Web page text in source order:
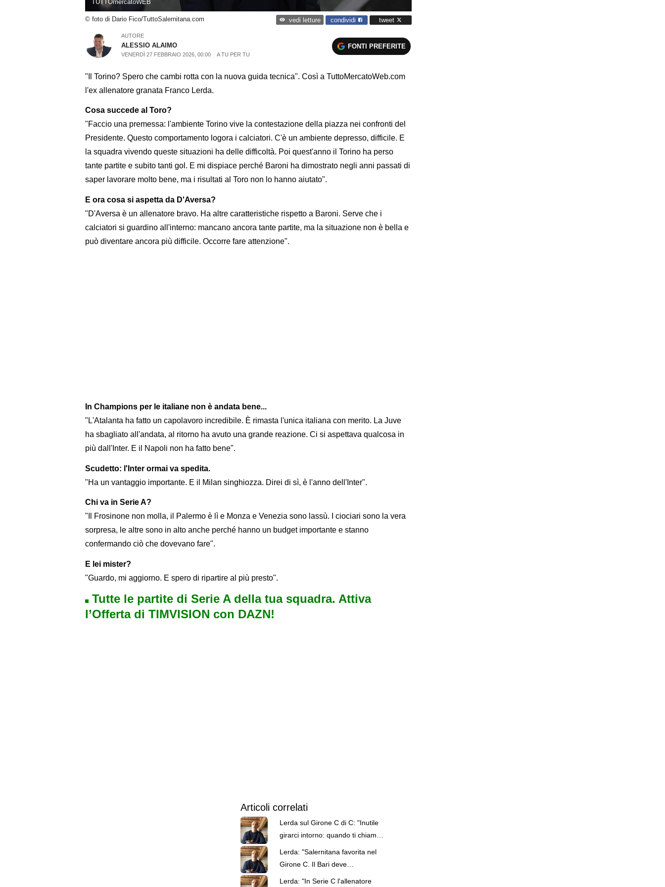
TUTTOmercatoWEB
© foto di Dario Fico/TuttoSalernitana.com vedi letture condividi tweet
AUTORE
ALESSIO ALAIMO
VENERDÌ 27 FEBBRAIO 2026, 00:00 A TU PER TU
FONTI PREFERITE
"Il Torino? Spero che cambi rotta con la nuova guida tecnica". Così a TuttoMercatoWeb.com
l'ex allenatore granata Franco Lerda.
Cosa succede al Toro?
"Faccio una premessa: l'ambiente Torino vive la contestazione della piazza nei confronti del
Presidente. Questo comportamento logora i calciatori. C'è un ambiente depresso, difficile. E
la squadra vivendo queste situazioni ha delle difficoltà. Poi quest'anno il Torino ha perso
tante partite e subito tanti gol. E mi dispiace perché Baroni ha dimostrato negli anni passati di
saper lavorare molto bene, ma i risultati al Toro non lo hanno aiutato".
E ora cosa si aspetta da D'Aversa?
"D'Aversa è un allenatore bravo. Ha altre caratteristiche rispetto a Baroni. Serve che i
calciatori si guardino all'interno: mancano ancora tante partite, ma la situazione non è bella e
può diventare ancora più difficile. Occorre fare attenzione".
In Champions per le italiane non è andata bene...
"L'Atalanta ha fatto un capolavoro incredibile. È rimasta l'unica italiana con merito. La Juve
ha sbagliato all'andata, al ritorno ha avuto una grande reazione. Ci si aspettava qualcosa in
più dall'Inter. E il Napoli non ha fatto bene".
Scudetto: l'Inter ormai va spedita.
"Ha un vantaggio importante. E il Milan singhiozza. Direi di sì, è l'anno dell'Inter".
Chi va in Serie A?
"Il Frosinone non molla, il Palermo è lì e Monza e Venezia sono lassù. I ciociari sono la vera
sorpresa, le altre sono in alto anche perché hanno un budget importante e stanno
confermando ciò che dovevano fare".
E lei mister?
"Guardo, mi aggiorno. E spero di ripartire al più presto".
Tutte le partite di Serie A della tua squadra. Attiva
l’Offerta di TIMVISION con DAZN!
Articoli correlati
Lerda sul Girone C di C: "Inutile
girarci intorno: quando ti chiami
Catania devi ambire a vincere"
Lerda: "Salernitana favorita nel
Girone C. Il Bari deve
Lerda: "In Serie C l'allenatore